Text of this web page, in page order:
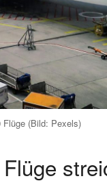
(Bild: Pexels)